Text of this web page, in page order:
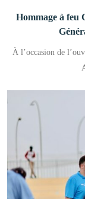
Hommage à feu
À l’occasion de